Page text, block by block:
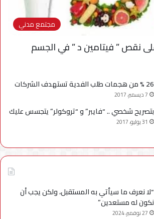
مجتمع مدني
26 % من هجمات طلب الفدية تستهدف الشركات
7 ديسمبر، 2017
بتصريح شخصي .. “فايبر” و “تروكولر” يتجسس عليك
31 يوليو، 2017
“لا نعرف ما سيأتي به المستقبل، ولكن يجب أن
نكون له مستعدين”
27 نوفمبر، 2024